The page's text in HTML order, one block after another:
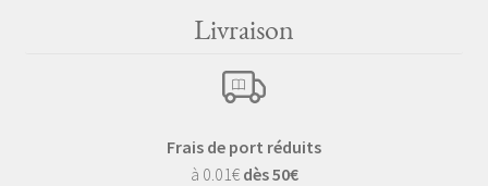
Livraison
Frais de port réduits
à 0.01€ dès 50€